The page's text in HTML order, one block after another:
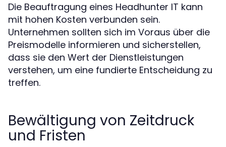
Die Beauftragung eines Headhunter IT kann
mit hohen Kosten verbunden sein.
Unternehmen sollten sich im Voraus über die
Preismodelle informieren und sicherstellen,
dass sie den Wert der Dienstleistungen
verstehen, um eine fundierte Entscheidung zu
treffen.
Bewältigung von Zeitdruck
und Fristen